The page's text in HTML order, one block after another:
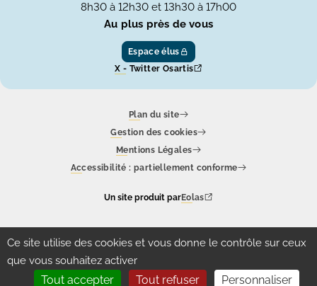
Ce site utilise des cookies et vous donne le contrôle sur ceux
que vous souhaitez activer
Tout accepter Tout refuser Personnaliser
8h30 à 12h30 et 13h30 à 17h00
Au plus près de vous
Espace élus
X - Twitter Osartis
Plan du site
Gestion des cookies
Mentions Légales
Accessibilité : partiellement conforme
Un site produit parEolas